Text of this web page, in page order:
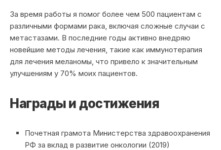
За время работы я помог более чем 500 пациентам с
различными формами рака, включая сложные случаи с
метастазами. В последние годы активно внедряю
новейшие методы лечения, такие как иммунотерапия
для лечения меланомы, что привело к значительным
улучшениям у 70% моих пациентов.
Награды и достижения
Почетная грамота Министерства здравоохранения
РФ за вклад в развитие онкологии (2019)